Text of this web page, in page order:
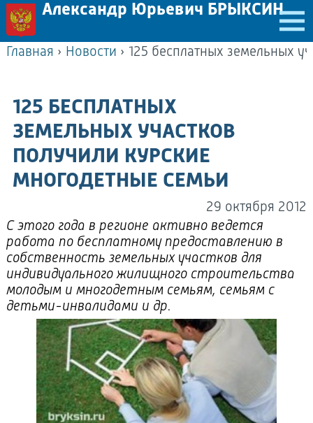
Александр Юрьевич БРЫКСИН
Главная › Новости ›
125 БЕСПЛАТНЫХ
ЗЕМЕЛЬНЫХ УЧАСТКОВ
ПОЛУЧИЛИ КУРСКИЕ
МНОГОДЕТНЫЕ СЕМЬИ
29 октября 2012
С этого года в регионе активно ведется
работа по бесплатному предоставлению в
собственность земельных участков для
индивидуального жилищного строительства
молодым и многодетным семьям, семьям с
детьми-инвалидами и др.